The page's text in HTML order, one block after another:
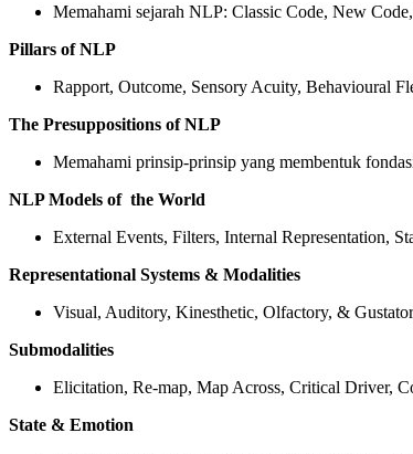
Memahami sejarah NLP: Classic Code, New
Pillars of NLP
Rapport, Outcome, Sensory Acuity, Behavioural
The Presuppositions of NLP
Memahami prinsip-prinsip yang membentuk
NLP Models of the World
External Events, Filters, Internal Representation,
Representational Systems & Modalities
Visual, Auditory, Kinesthetic, Olfactory, &
Submodalities
Elicitation, Re-map, Map Across, Critical Driver,
State & Emotion